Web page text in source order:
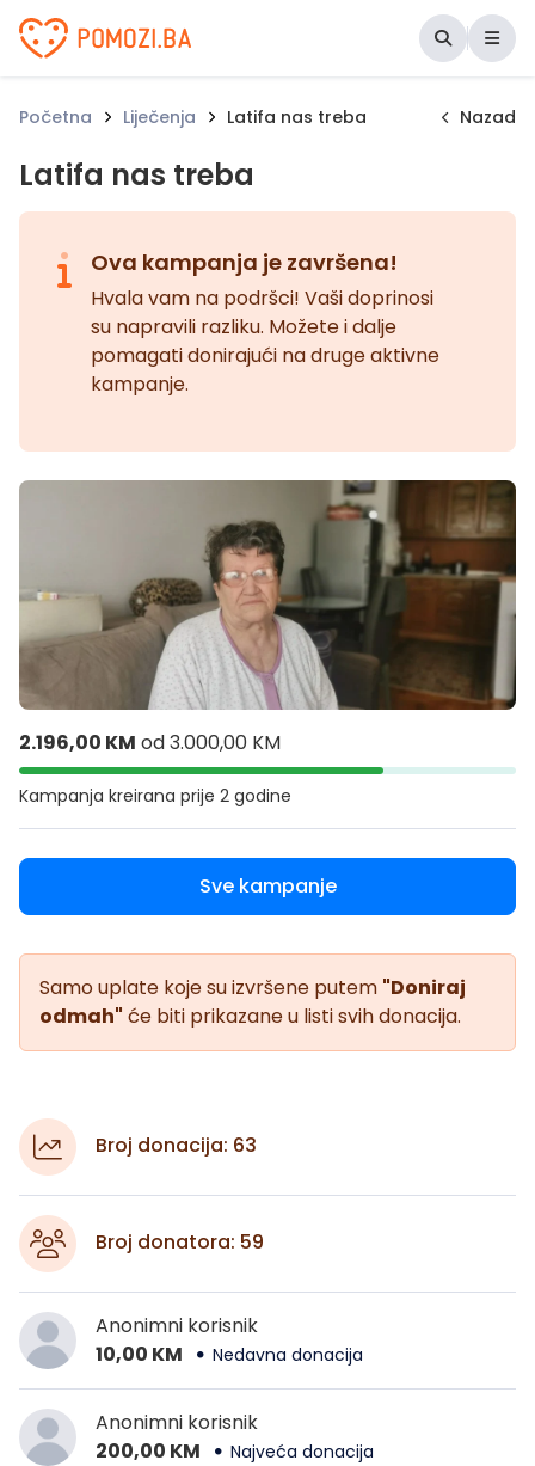
Udruženje Pomozi.ba
Početna Liječenja Latifa nas treba Nazad
Latifa nas treba
Ova kampanja je završena!
Hvala vam na podršci! Vaši doprinosi
su napravili razliku. Možete i dalje
pomagati donirajući na druge aktivne
kampanje.
2.196,00 KM od3.000,00 KM
Kampanja kreirana prije 2 godine
Sve kampanje
Samo uplate koje su izvršene putem "Doniraj
odmah" će biti prikazane u listi svih donacija.
Broj donacija: 63
Broj donatora: 59
Anonimni korisnik
10,00 KM
Nedavna donacija
Anonimni korisnik
200,00 KM
Najveća donacija